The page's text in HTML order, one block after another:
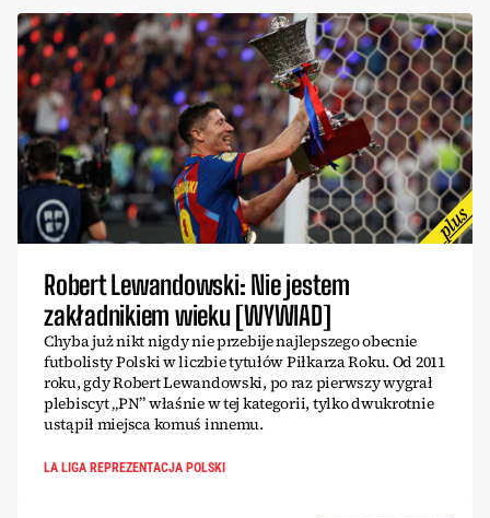
Robert Lewandowski: Nie jestem
zakładnikiem wieku [WYWIAD]
Chyba już nikt nigdy nie przebije najlepszego obecnie
futbolisty Polski w liczbie tytułów Piłkarza Roku. Od 2011
roku, gdy Robert Lewandowski, po raz pierwszy wygrał
plebiscyt „PN” właśnie w tej kategorii, tylko dwukrotnie
ustąpił miejsca komuś innemu.
LA LIGA REPREZENTACJA POLSKI